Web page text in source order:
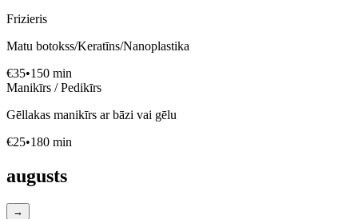
Frizieris
Matu botokss/Keratīns/Nanoplastika
€35•150 min
Manikīrs / Pedikīrs
Gēllakas manikīrs ar bāzi vai gēlu
€25•180 min
augusts
→